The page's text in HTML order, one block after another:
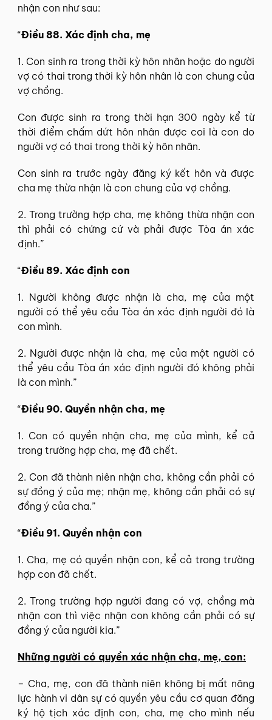
nhận con như sau:
“Điều 88. Xác định cha, mẹ
1. Con sinh ra trong thời kỳ hôn nhân hoặc do người
vợ có thai trong thời kỳ hôn nhân là con chung của
vợ chồng.
Con được sinh ra trong thời hạn 300 ngày kể từ
thời điểm chấm dứt hôn nhân được coi là con do
người vợ có thai trong thời kỳ hôn nhân.
Con sinh ra trước ngày đăng ký kết hôn và được
cha mẹ thừa nhận là con chung của vợ chồng.
2. Trong trường hợp cha, mẹ không thừa nhận con
thì phải có chứng cứ và phải được Tòa án xác
định.”
“Điều 89. Xác định con
1. Người không được nhận là cha, mẹ của một
người có thể yêu cầu Tòa án xác định người đó là
con mình.
2. Người được nhận là cha, mẹ của một người có
thể yêu cầu Tòa án xác định người đó không phải
là con mình.”
“Điều 90. Quyền nhận cha, mẹ
1. Con có quyền nhận cha, mẹ của mình, kể cả
trong trường hợp cha, mẹ đã chết.
2. Con đã thành niên nhận cha, không cần phải có
sự đồng ý của mẹ; nhận mẹ, không cần phải có sự
đồng ý của cha.”
“Điều 91. Quyền nhận con
1. Cha, mẹ có quyền nhận con, kể cả trong trường
hợp con đã chết.
2. Trong trường hợp người đang có vợ, chồng mà
nhận con thì việc nhận con không cần phải có sự
đồng ý của người kia.”
Những người có quyền xác nhận cha, mẹ, con:
– Cha, mẹ, con đã thành niên không bị mất năng
lực hành vi dân sự có quyền yêu cầu cơ quan đăng
ký hộ tịch xác định con, cha, mẹ cho mình nếu